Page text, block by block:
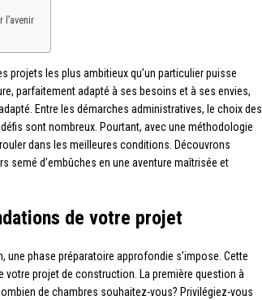
projets les plus ambitieux qu’un particulier puisse
parfaitement adapté à ses besoins et à ses envies,
Entre les démarches administratives, le choix des
sont nombreux. Pourtant, avec une méthodologie
dans les meilleures conditions. Découvrons
semé d’embûches en une aventure maîtrisée et
de votre projet
phase préparatoire approfondie s’impose. Cette
projet de construction. La première question à
de chambres souhaitez-vous? Privilégiez-vous